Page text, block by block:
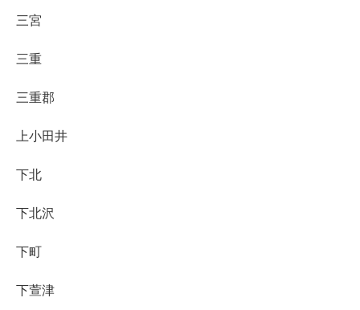
三宮
三重
三重郡
上小田井
下北
下北沢
下町
下萱津